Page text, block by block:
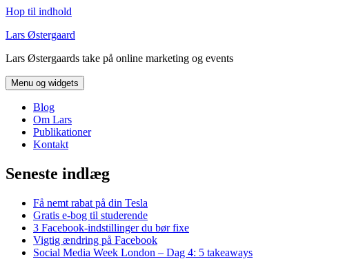
Hop til indhold
Lars Østergaard
Lars Østergaards take på online marketing og events
Menu og widgets
Blog
Om Lars
Publikationer
Kontakt
Seneste indlæg
Få nemt rabat på din Tesla
Gratis e-bog til studerende
3 Facebook-indstillinger du bør fixe
Vigtig ændring på Facebook
Social Media Week London – Dag 4: 5 takeaways